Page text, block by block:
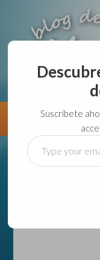
Información
Suscríbete
Type
your